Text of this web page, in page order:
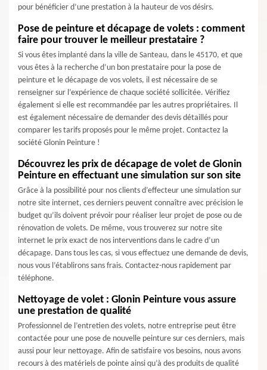
pour bénéficier d’une prestation à la hauteur de vos désirs.
Pose de peinture et décapage de volets : comment
faire pour trouver le meilleur prestataire ?
Si vous êtes implanté dans la ville de Santeau, dans le 45170, et que
vous êtes à la recherche d’un bon prestataire pour la pose de
peinture et le décapage de vos volets, il est nécessaire de se
renseigner sur l’expérience de chaque société sollicitée. Vérifiez
également si elle est recommandée par les autres propriétaires. Il
est également nécessaire de demander des devis détaillés pour
comparer les tarifs proposés pour le même projet. Contactez la
société Glonin Peinture !
Découvrez les prix de décapage de volet de Glonin
Peinture en effectuant une simulation sur son site
Grâce à la possibilité pour nos clients d’effecteur une simulation sur
notre site internet, ces derniers peuvent connaître avec précision le
budget qu’ils doivent prévoir pour réaliser leur projet de pose ou de
rénovation de volets. De même, vous trouverez sur notre site
internet le prix exact de nos interventions dans le cadre d’un
décapage. Dans tous les cas, si vous effectuez une demande de devis,
nous vous l’établirons sans frais. Contactez-nous rapidement par
téléphone.
Nettoyage de volet : Glonin Peinture vous assure
une prestation de qualité
Professionnel de l’entretien des volets, notre entreprise peut être
contactée pour une pose de nouvelle peinture sur ces derniers, mais
aussi pour leur nettoyage. Afin de satisfaire vos besoins, nous avons
recours à des matériels de pointe ainsi qu’à des produits de qualité